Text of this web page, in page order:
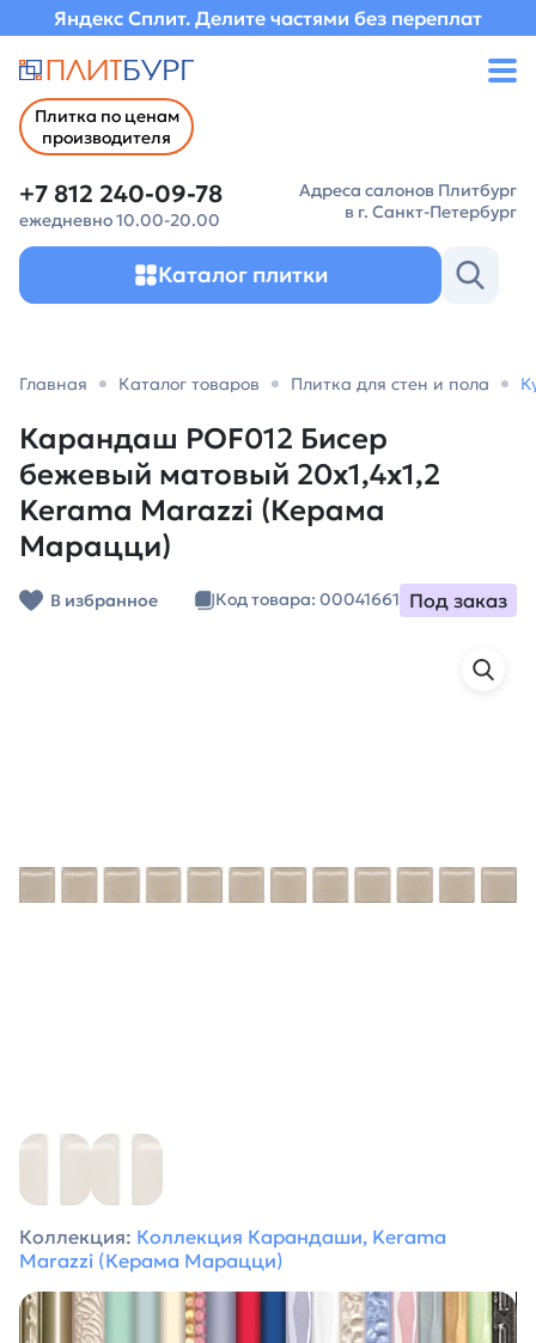
Яндекс Сплит. Делите частями без переплат
Плитка по ценам
производителя
+7 812 240-09-78
ежедневно 10.00-20.00
Адреса салонов Плитбург
в г. Санкт-Петербург
Каталог плитки
Главная Каталог товаров Плитка для стен и пола
Карандаш POF012 Бисер
бежевый матовый 20x1,4x1,2
Kerama Marazzi (Керама
Марацци)
В избранное Код товара: 00041661 Под заказ
Коллекция: Коллекция Карандаши, Kerama
Marazzi (Керама Марацци)